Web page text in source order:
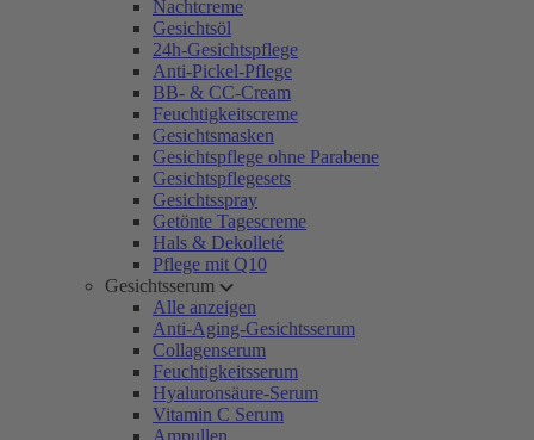
Nachtcreme
Gesichtsöl
24h-Gesichtspflege
Anti-Pickel-Pflege
BB- & CC-Cream
Feuchtigkeitscreme
Gesichtsmasken
Gesichtspflege ohne Parabene
Gesichtspflegesets
Gesichtsspray
Getönte Tagescreme
Hals & Dekolleté
Pflege mit Q10
Gesichtsserum
Alle anzeigen
Anti-Aging-Gesichtsserum
Collagenserum
Feuchtigkeitsserum
Hyaluronsäure-Serum
Vitamin C Serum
Ampullen